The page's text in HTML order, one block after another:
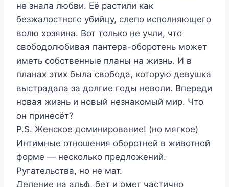
не знала любви. Её растили как
безжалостного убийцу, слепо исполняющего
волю хозяина. Вот только не учли, что
свободолюбивая пантера-оборотень может
иметь собственные планы на жизнь. И в
планах этих была свобода, которую девушка
выстрадала за долгие годы неволи. Впереди
новая жизнь и новый незнакомый мир. Что
он принесёт?
P.S. Женское доминирование! (но мягкое)
Интимные отношения оборотней в животной
форме — несколько предложений.
Ругательства, но не мат.
Деление на альф, бет и омег частично